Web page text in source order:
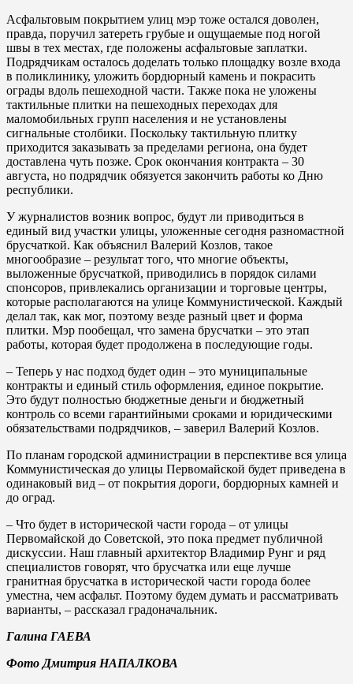
Асфальтовым покрытием улиц мэр тоже остался доволен,
правда, поручил затереть грубые и ощущаемые под ногой
швы в тех местах, где положены асфальтовые заплатки.
Подрядчикам осталось доделать только площадку возле входа
в поликлинику, уложить бордюрный камень и покрасить
ограды вдоль пешеходной части. Также пока не уложены
тактильные плитки на пешеходных переходах для
маломобильных групп населения и не установлены
сигнальные столбики. Поскольку тактильную плитку
приходится заказывать за пределами региона, она будет
доставлена чуть позже. Срок окончания контракта – 30
августа, но подрядчик обязуется закончить работы ко Дню
республики.
У журналистов возник вопрос, будут ли приводиться в
единый вид участки улицы, уложенные сегодня разномастной
брусчаткой. Как объяснил Валерий Козлов, такое
многообразие – результат того, что многие объекты,
выложенные брусчаткой, приводились в порядок силами
спонсоров, привлекались организации и торговые центры,
которые располагаются на улице Коммунистической. Каждый
делал так, как мог, поэтому везде разный цвет и форма
плитки. Мэр пообещал, что замена брусчатки – это этап
работы, которая будет продолжена в последующие годы.
– Теперь у нас подход будет один – это муниципальные
контракты и единый стиль оформления, единое покрытие.
Это будут полностью бюджетные деньги и бюджетный
контроль со всеми гарантийными сроками и юридическими
обязательствами подрядчиков, – заверил Валерий Козлов.
По планам городской администрации в перспективе вся улица
Коммунистическая до улицы Первомайской будет приведена в
одинаковый вид – от покрытия дороги, бордюрных камней и
до оград.
– Что будет в исторической части города – от улицы
Первомайской до Советской, это пока предмет публичной
дискуссии. Наш главный архитектор Владимир Рунг и ряд
специалистов говорят, что брусчатка или еще лучше
гранитная брусчатка в исторической части города более
уместна, чем асфальт. Поэтому будем думать и рассматривать
варианты, – рассказал градоначальник.
Галина ГАЕВА
Фото Дмитрия НАПАЛКОВА